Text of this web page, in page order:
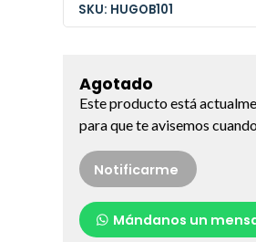
SKU: HUGOB101
Agotado
Este producto está
para que te avisemos
Notificarme
Mándanos un